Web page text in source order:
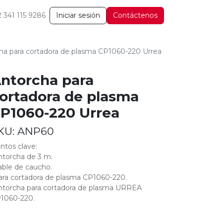
341 115 9286 Iniciar sesión Contáctenos
para cortadora de plasma CP1060-220 Urrea
para
de plasma
220 Urrea
ANP60
clave:
de 3 m.
de caucho.
cortadora de plasma CP1060-220.
para cortadora de plasma URREA
220.